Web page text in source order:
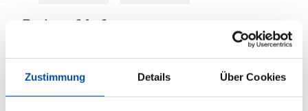
Zustimmung Details Über Cookies